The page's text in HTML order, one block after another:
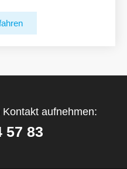
aufnehmen:
57 83